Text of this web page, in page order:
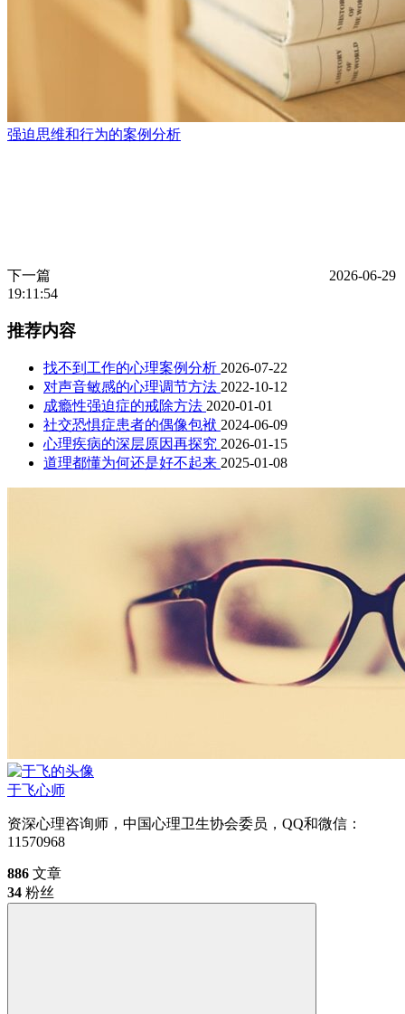
强迫思维和行为的案例分析
下一篇
2026-06-29
19:11:54
推荐内容
找不到工作的心理案例分析 2026-07-22
对声音敏感的心理调节方法 2022-10-12
成瘾性强迫症的戒除方法 2020-01-01
社交恐惧症患者的偶像包袱 2024-06-09
心理疾病的深层原因再探究 2026-01-15
道理都懂为何还是好不起来 2025-01-08
于飞心师
资深心理咨询师，中国心理卫生协会委员，QQ和微信：
11570968
886 文章
34 粉丝